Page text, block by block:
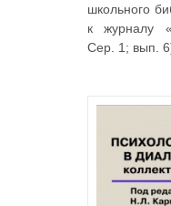
школьного
к журналу
Сер. 1; вып.